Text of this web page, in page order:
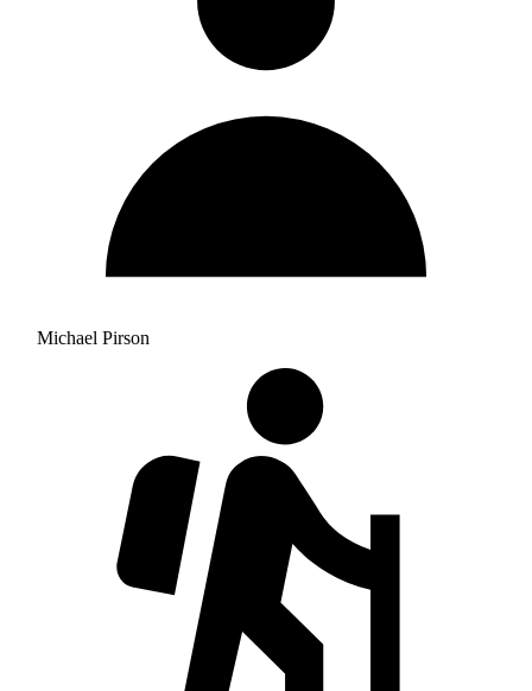
Michael Pirson